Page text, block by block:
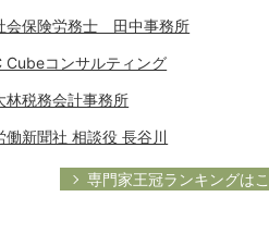
会保険労務士 田中事務所
Cubeコンサルティング
林税務会計事務所
働新聞社 相談役 長谷川
専門家王冠ランキングは